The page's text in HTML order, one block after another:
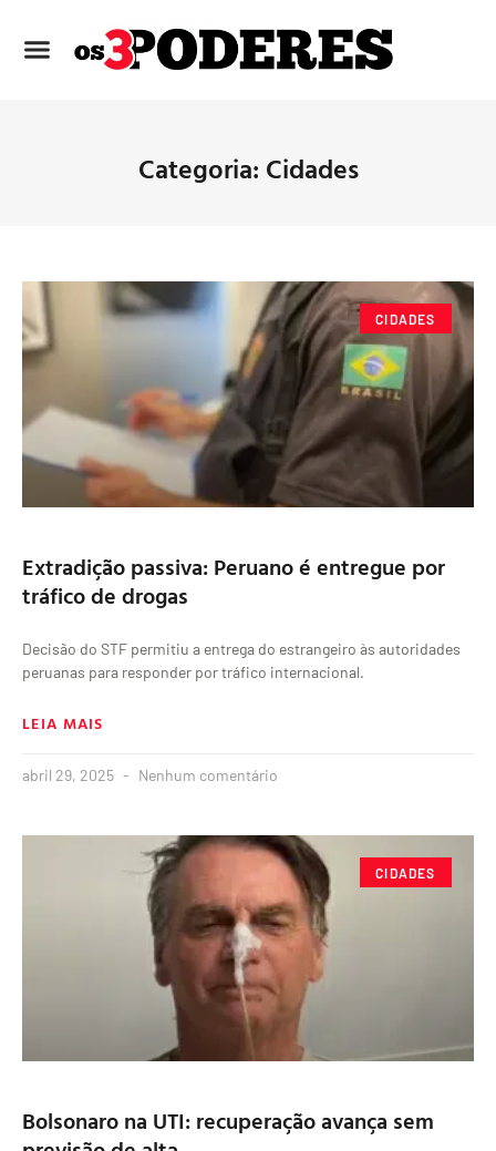
Categoria: Cidades
CIDADES
Extradição passiva: Peruano é entregue por
tráfico de drogas
Decisão do STF permitiu a entrega do estrangeiro às autoridades
peruanas para responder por tráfico internacional.
LEIA MAIS
abril 29, 2025 Nenhum comentário
CIDADES
Bolsonaro na UTI: recuperação avança sem